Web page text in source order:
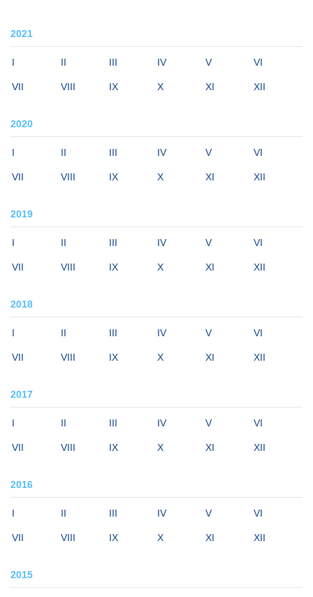
2021
I II III IV V VI
VII VIII IX X XI XII
2020
I II III IV V VI
VII VIII IX X XI XII
2019
I II III IV V VI
VII VIII IX X XI XII
2018
I II III IV V VI
VII VIII IX X XI XII
2017
I II III IV V VI
VII VIII IX X XI XII
2016
I II III IV V VI
VII VIII IX X XI XII
2015